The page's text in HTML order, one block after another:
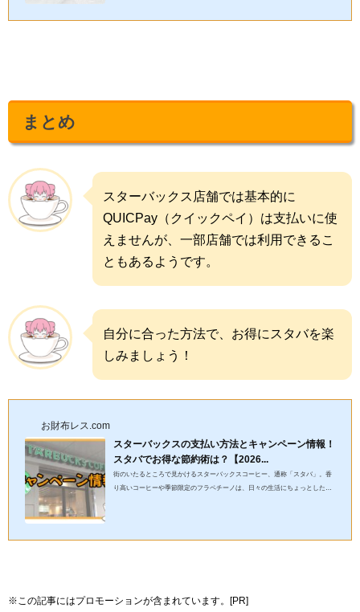
まとめ
スターバックス店舗では基本的に
QUICPay（クイックペイ）は支払いに使
えませんが、一部店舗では利用できるこ
ともあるようです。
自分に合った方法で、お得にスタバを楽
しみましょう！
お財布レス.com
スターバックスの支払い方法とキャンペーン情報！
スタバでお得な節約術は？【2026...
街のいたるところで見かけるスターバックスコーヒー、通称「スタバ」。香
り高いコーヒーや季節限定のフラペチーノは、日々の生活にちょっとした彩
※この記事にはプロモーションが含まれています。[PR]